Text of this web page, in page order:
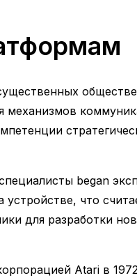
механизмов
began
что
для разработки
Atari в